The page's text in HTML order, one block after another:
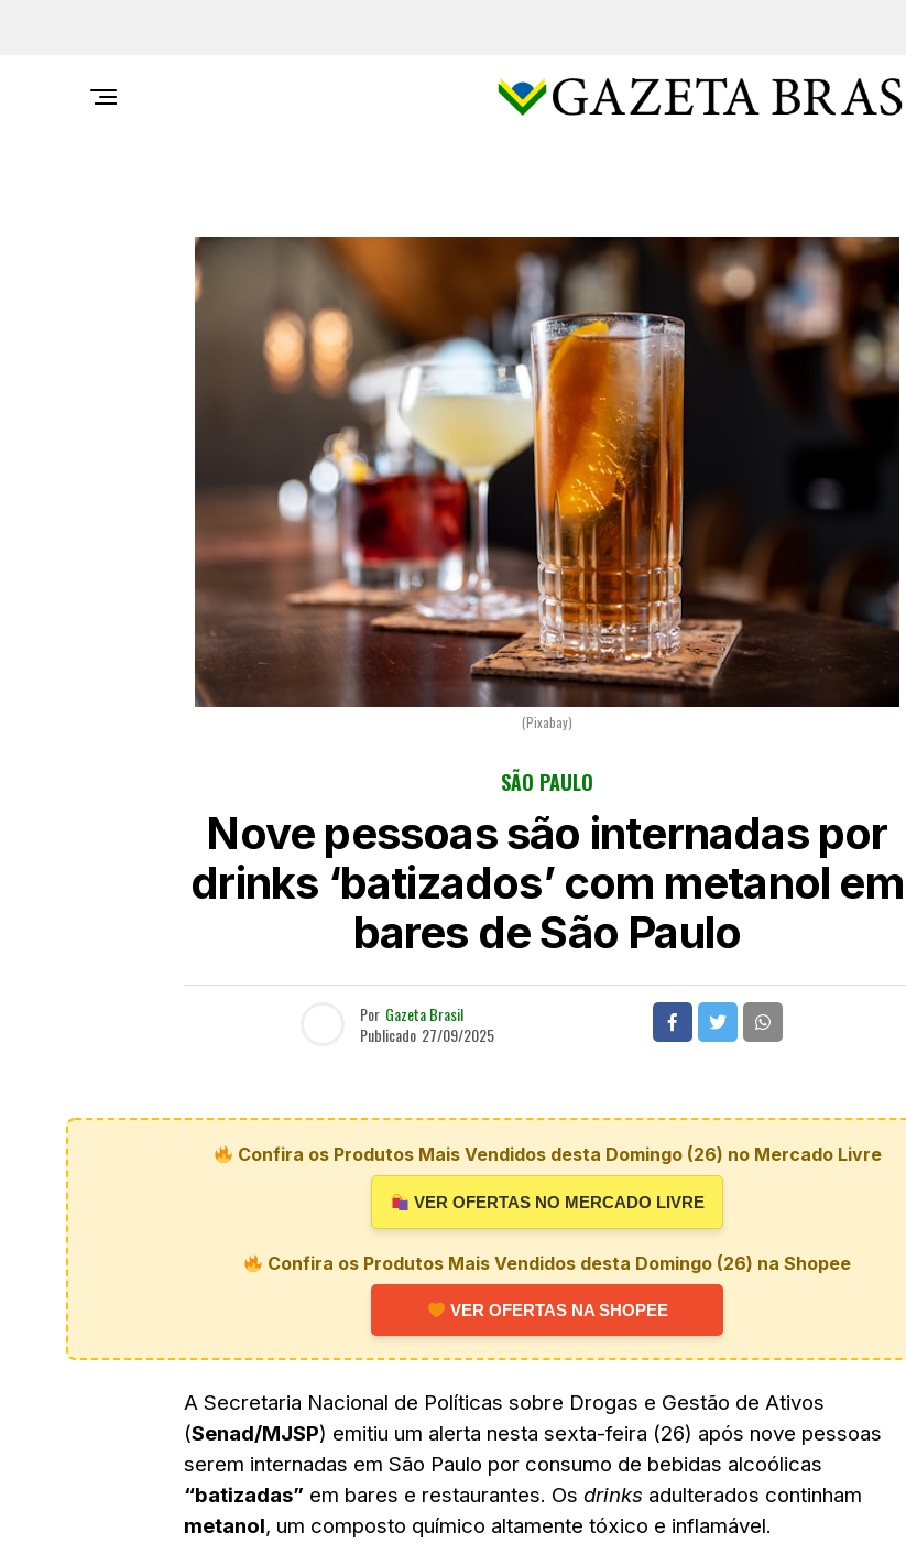
(Pixabay)
SÃO PAULO
Nove pessoas são internadas por
drinks ‘batizados’ com metanol em
bares de São Paulo
Por Gazeta Brasil
Publicado 27/09/2025
Confira os Produtos Mais Vendidos desta Domingo (26) no Mercado Livre
VER OFERTAS NO MERCADO LIVRE
Confira os Produtos Mais Vendidos desta Domingo (26) na Shopee
VER OFERTAS NA SHOPEE
A Secretaria Nacional de Políticas sobre Drogas e Gestão de Ativos
(Senad/MJSP) emitiu um alerta nesta sexta-feira (26) após nove pessoas
serem internadas em São Paulo por consumo de bebidas alcoólicas
“batizadas” em bares e restaurantes. Os drinks adulterados continham
metanol, um composto químico altamente tóxico e inflamável.